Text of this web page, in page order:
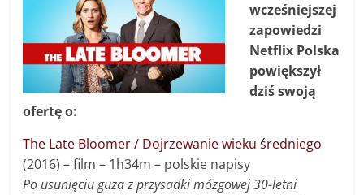
wcześniejszej
zapowiedzi
Netflix Polska
powiększył
dziś swoją
ofertę o:
The Late Bloomer / Dojrzewanie wieku średniego
(2016) – film – 1h34m – polskie napisy
Po usunięciu guza z przysadki mózgowej 30-letni